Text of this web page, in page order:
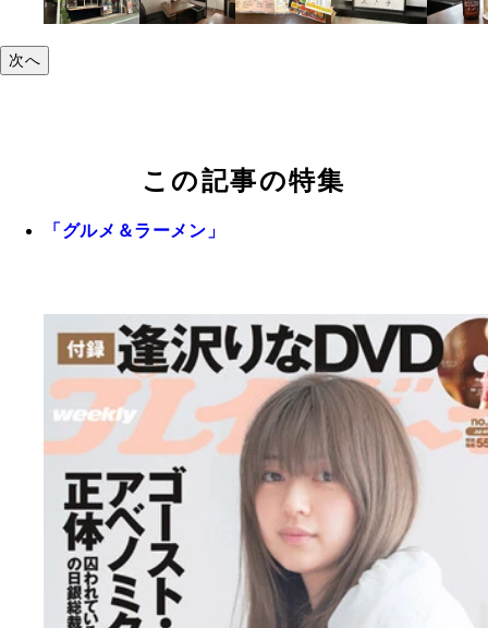
次へ
この記事の特集
「グルメ＆ラーメン」